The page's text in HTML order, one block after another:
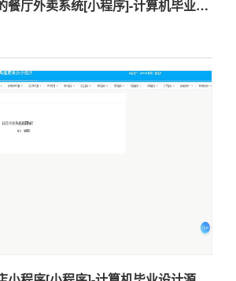
基于微信小程序的餐厅外卖系统[小程序]-计算机毕业设计源码+LW文档